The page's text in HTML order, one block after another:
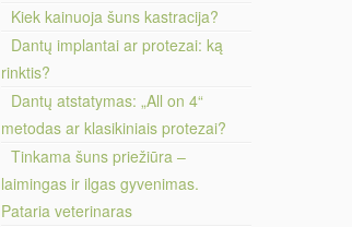
Kiek kainuoja šuns kastracija?
Dantų implantai ar protezai: ką
rinktis?
Dantų atstatymas: „All on 4“
metodas ar klasikiniais protezai?
Tinkama šuns priežiūra –
laimingas ir ilgas gyvenimas.
Pataria veterinaras